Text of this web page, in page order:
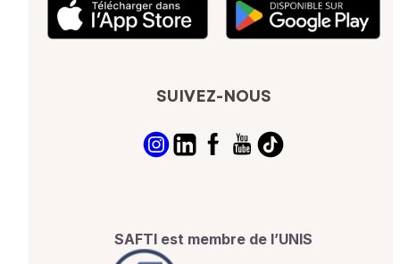
SUIVEZ-NOUS
SAFTI est membre de l’UNIS